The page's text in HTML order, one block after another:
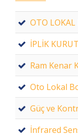
OTO LOKAL
İPLİK
Ram Kenar
Oto Lokal
Güç ve
İnfrared